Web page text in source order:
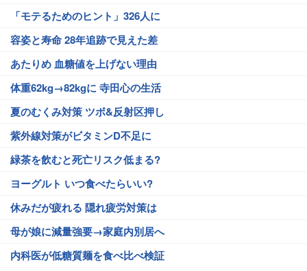
「モテるためのヒント」326人に
容姿と寿命 28年追跡で見えた差
あたりめ 血糖値を上げない理由
体重62kg→82kgに 寺田心の生活
夏のむくみ対策 ツボ&反射区押し
紫外線対策がビタミンD不足に
緑茶を飲むと死亡リスク低まる?
ヨーグルト いつ食べたらいい?
休みだが疲れる 隠れ疲労対策は
母が娘に減量強要→家庭内別居へ
内科医が低糖質麺を食べ比べ検証